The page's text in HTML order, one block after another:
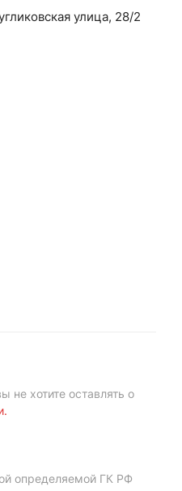
улица, 28/2
не хотите оставлять о
.
определяемой ГК РФ